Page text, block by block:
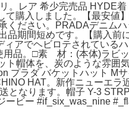
。レア 希少完売品 HYDE着
購入しました。【最安値
ください。PRADAデニム
期間短めです。【購入前
アでヘビロテされている
用品。□素 材：(本体)ラビ
帽体を、炭のような雰囲
プラダ バケットハット M
HAT。新作ニューエラ
となります。帽子 Y-3
ビー #if_six_was_nine